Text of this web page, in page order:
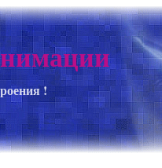
!